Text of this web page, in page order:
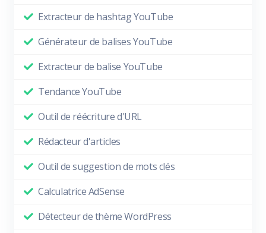
Extracteur de hashtag YouTube
Générateur de balises YouTube
Extracteur de balise YouTube
Tendance YouTube
Outil de réécriture d'URL
Rédacteur d'articles
Outil de suggestion de mots clés
Calculatrice AdSense
Détecteur de thème WordPress